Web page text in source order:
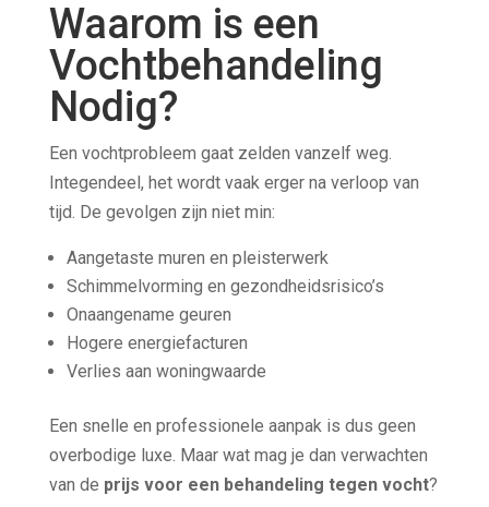
Waarom is een
Vochtbehandeling
Nodig?
Een vochtprobleem gaat zelden vanzelf weg.
Integendeel, het wordt vaak erger na verloop van
tijd. De gevolgen zijn niet min:
Aangetaste muren en pleisterwerk
Schimmelvorming en gezondheidsrisico’s
Onaangename geuren
Hogere energiefacturen
Verlies aan woningwaarde
Een snelle en professionele aanpak is dus geen
overbodige luxe. Maar wat mag je dan verwachten
van de prijs voor een behandeling tegen vocht?